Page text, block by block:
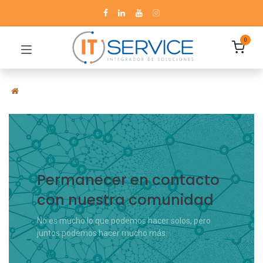
0
Permanecer en contacto
con nuestra comunidad
No es mucho lo que podemos hacer solos, pero
juntos podemos hacer mucho más.